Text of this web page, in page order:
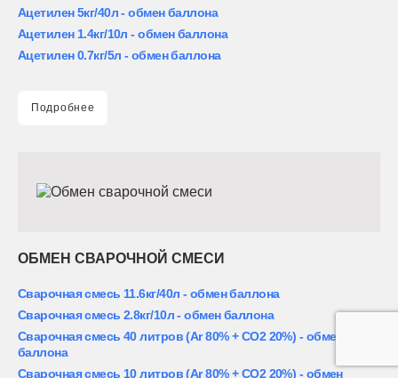
Ацетилен 5кг/40л - обмен баллона
Ацетилен 1.4кг/10л - обмен баллона
Ацетилен 0.7кг/5л - обмен баллона
Подробнее
ОБМЕН СВАРОЧНОЙ СМЕСИ
Сварочная смесь 11.6кг/40л - обмен баллона
Сварочная смесь 2.8кг/10л - обмен баллона
Сварочная смесь 40 литров (Ar 80% + CO2 20%) - обмен
баллона
Сварочная смесь 10 литров (Ar 80% + CO2 20%) - обмен